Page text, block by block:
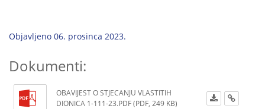
Objavljeno 06. prosinca 2023.
Dokumenti:
OBAVIJEST O STJECANJU VLASTITIH
DIONICA 1-111-23.PDF (PDF, 249 KB)